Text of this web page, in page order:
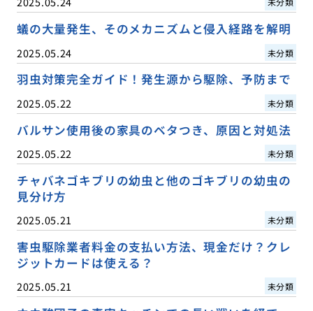
蟻の大量発生、そのメカニズムと侵入経路を解明
2025.05.24 未分類
羽虫対策完全ガイド！発生源から駆除、予防まで
2025.05.22 未分類
バルサン使用後の家具のベタつき、原因と対処法
2025.05.22 未分類
チャバネゴキブリの幼虫と他のゴキブリの幼虫の
見分け方
2025.05.21 未分類
害虫駆除業者料金の支払い方法、現金だけ？クレ
ジットカードは使える？
2025.05.21 未分類